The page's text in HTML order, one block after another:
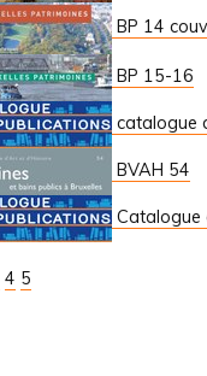
BP 14
BP 15-16
catalogue
BVAH 54
Catalogue
4 5